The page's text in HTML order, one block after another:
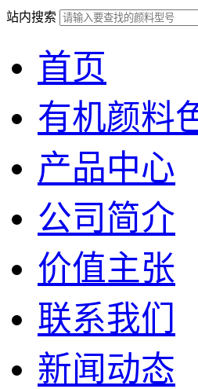
站内搜索
首页
有机颜料
产品中心
公司简介
价值主张
联系我们
新闻动态